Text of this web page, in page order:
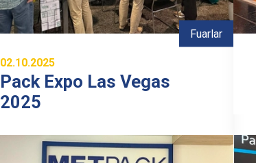
Fuarlar
02.10.2025
Pack Expo Las Vegas
2025